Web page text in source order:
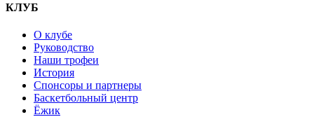
КЛУБ
О клубе
Руководство
Наши трофеи
История
Спонсоры и партнеры
Баскетбольный центр
Ёжик